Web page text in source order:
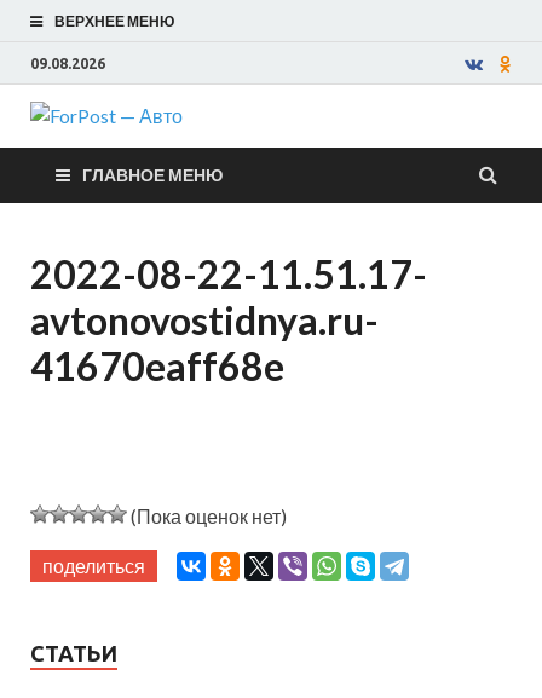
ВЕРХНЕЕ МЕНЮ
09.08.2026
ForPost —
Авто
ГЛАВНОЕ МЕНЮ
2022-08-22-11.51.17-
avtonovostidnya.ru-
41670eaff68e
(Пока оценок нет)
поделиться
СТАТЬИ